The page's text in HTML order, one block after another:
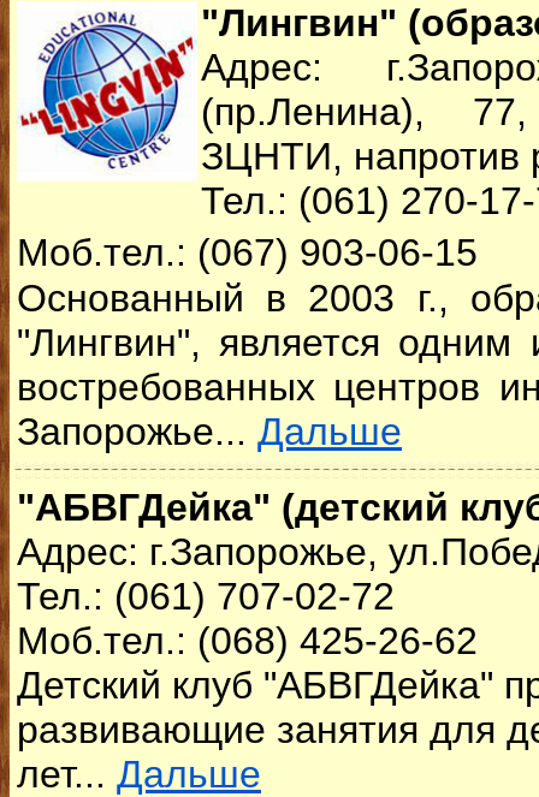
"Лингвин"
Адрес:
(пр.Ленина),
ЗЦНТИ, напротив
Тел.: (061) 270-
Моб.тел.: (067) 903-06-15
Основанный в 2003 г.,
"Лингвин", является
востребованных центров
Запорожье... Дальше
"АБВГДейка" (детский
Адрес: г.Запорожье,
Тел.: (061) 707-02-72
Моб.тел.: (068) 425-26-62
Детский клуб "АБВГДейка"
развивающие занятия для
лет... Дальше